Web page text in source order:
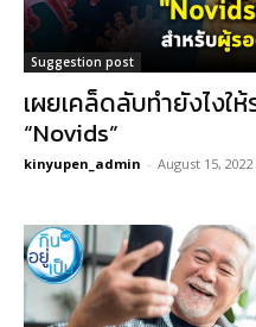
Suggestion post
เผยเคล็ดลับทำยังไงใ
“Novids”
kinyupen_admin - August 15, 2022